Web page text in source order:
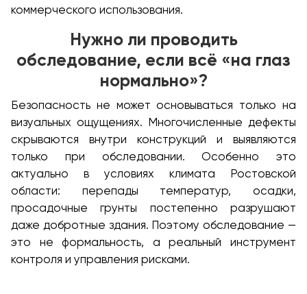
коммерческого использования.
Нужно ли проводить
обследование, если всё «на глаз
нормально»?
Безопасность не может основываться только на
визуальных ощущениях. Многочисленные дефекты
скрываются внутри конструкций и выявляются
только при обследовании. Особенно это
актуально в условиях климата Ростовской
области: перепады температур, осадки,
просадочные грунты постепенно разрушают
даже добротные здания. Поэтому обследование —
это не формальность, а реальный инструмент
контроля и управления рисками.